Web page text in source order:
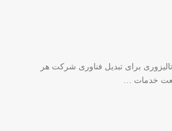
برای تبدیل فناوری شرکت هر
خدمات …